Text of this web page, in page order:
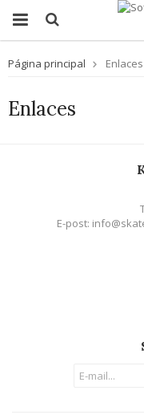
Página principal Enlaces
Enlaces
E-post: